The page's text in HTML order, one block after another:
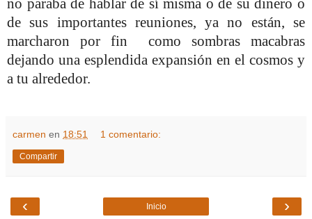
de sus importantes reuniones, ya no están, se
marcharon por fin
como sombras macabras
dejando una esplendida expansión en el cosmos y
a tu alrededor.
carmen en 18:51 1 comentario:
Compartir
‹ ›
Inicio